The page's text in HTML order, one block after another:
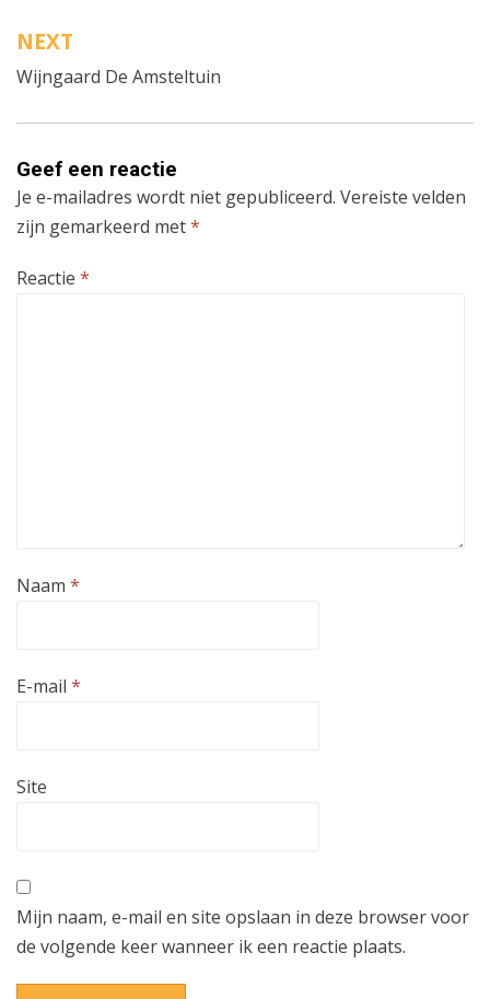
NEXT
Wijngaard De Amsteltuin
Geef een reactie
Je e-mailadres wordt niet gepubliceerd. Vereiste velden
zijn gemarkeerd met*
Reactie *
Naam *
E-mail *
Site
Mijn naam, e-mail en site opslaan in deze browser voor
de volgende keer wanneer ik een reactie plaats.